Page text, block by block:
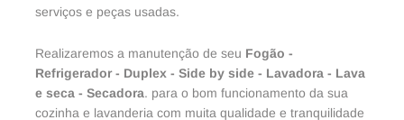
serviços e peças usadas.
Realizaremos a manutenção de seu Fogão -
Refrigerador- Duplex - Side by side - Lavadora - Lava
e seca - Secadora. para o bom funcionamento da sua
cozinha e lavanderia com muita qualidade e tranquilidade